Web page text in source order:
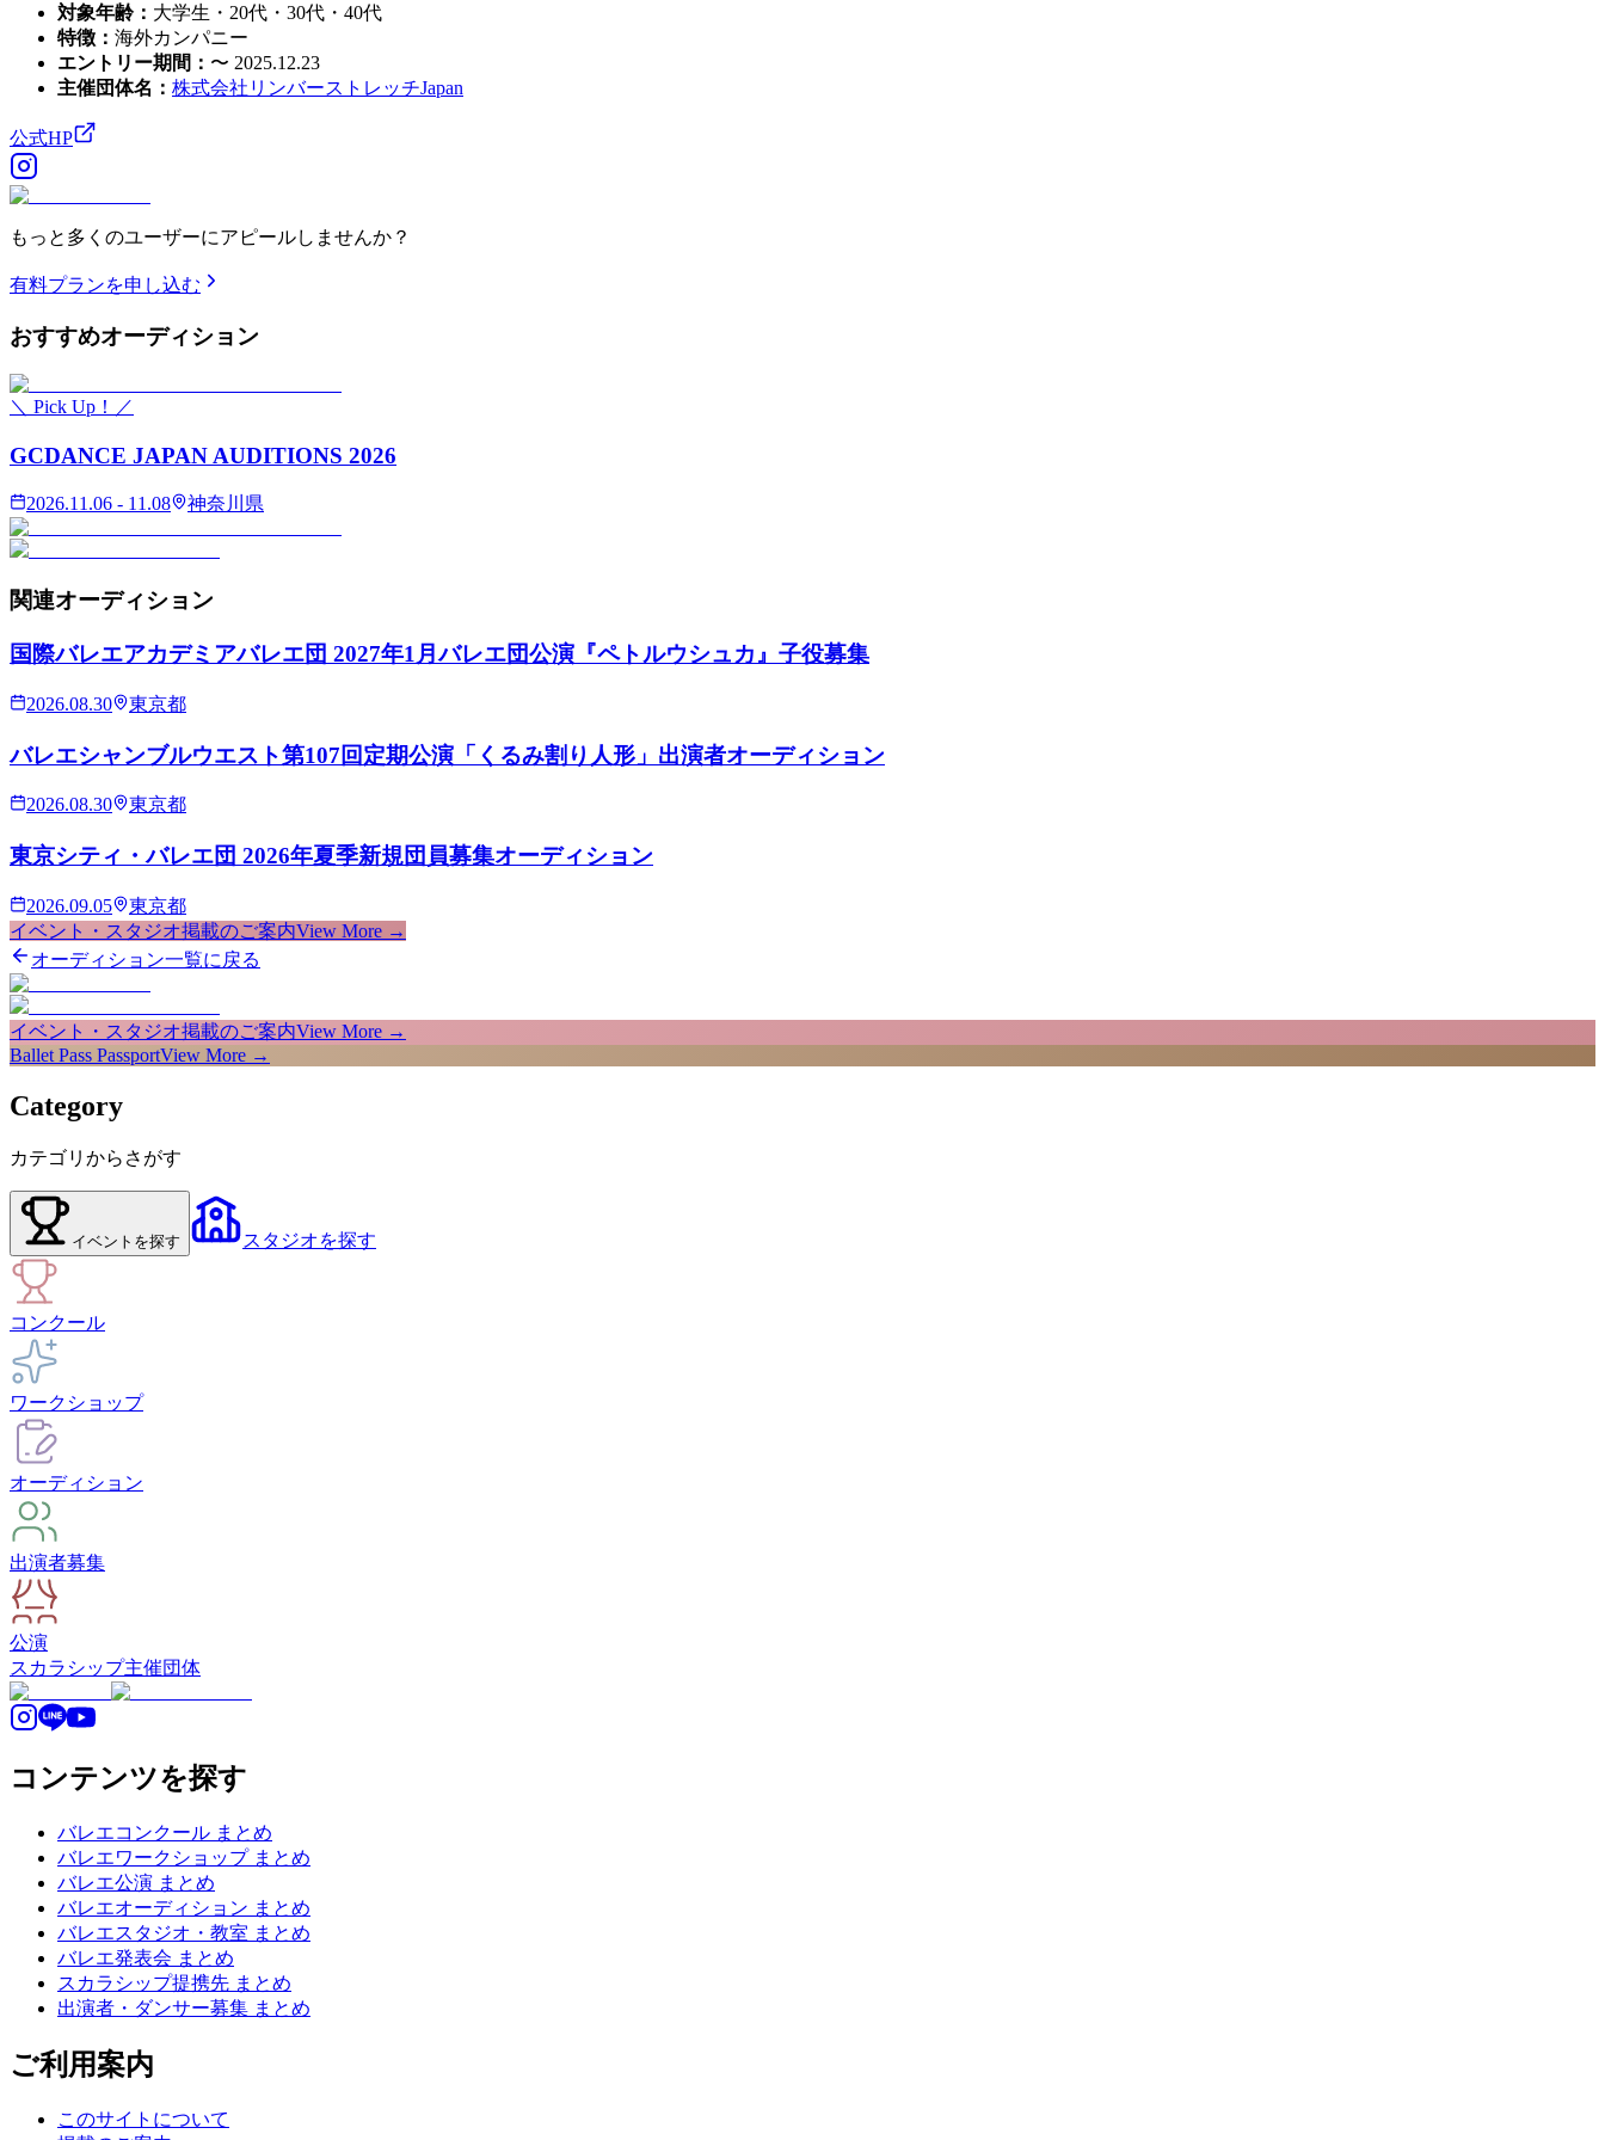
対象年齢 ： 大学生・20代・30代・40代
特徴 ： 海外カンパニー
エントリー期間 ： 〜 2025.12.23
主催団体名 ： 株式会社リンバーストレッチJapan
公式HP
もっと多くのユーザーにアピールしませんか？
有料プランを申し込む
おすすめオーディション
＼ Pick Up！／
GCDANCE JAPAN AUDITIONS 2026
2026.11.06 - 11.08 神奈川県
関連オーディション
国際バレエアカデミアバレエ団 2027年1月バレエ団公演『ペトルウシュカ』子役募集
2026.08.30 東京都
バレエシャンブルウエスト第107回定期公演「くるみ割り人形」出演者オーディション
2026.08.30 東京都
東京シティ・バレエ団 2026年夏季新規団員募集オーディション
2026.09.05
東京都
イベント・スタジオ掲載のご案内View More →
オーディション一覧に戻る
イベント・スタジオ掲載のご案内View More →
Ballet Pass PassportView More →
Category
カテゴリからさがす
イベント を探す スタジオを探す
コンクール
ワークショップ
オーディション
出演者募集
公演
スカラシップ主催団体
コンテンツを探す
バレエコンクール まとめ
バレエワークショップ まとめ
バレエ公演 まとめ
バレエオーディション まとめ
バレエスタジオ・教室 まとめ
バレエ発表会 まとめ
スカラシップ提携先 まとめ
出演者・ダンサー募集 まとめ
ご利用案内
このサイトについて